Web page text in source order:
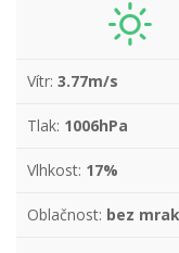
Vítr: 3.77m/s
Tlak: 1006hPa
Vlhkost: 17%
Oblačnost: bez